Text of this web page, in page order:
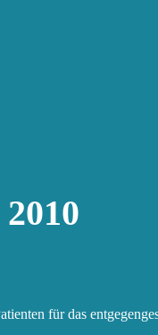
für das